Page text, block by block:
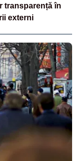
transparență în
externi